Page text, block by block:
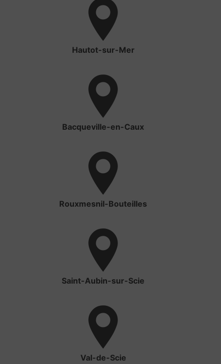
Hautot-sur-Mer
Bacqueville-en-Caux
Rouxmesnil-Bouteilles
Saint-Aubin-sur-Scie
Val-de-Scie